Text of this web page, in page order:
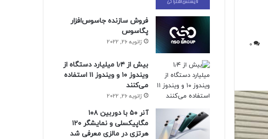
0
فروش سازنده جاسوس‌افزار
پگاسوس
ژانویه 26, 2022
بیش از ۱٫۴ میلیارد دستگاه از
ویندوز ۱۰ و ویندوز ۱۱ استفاده
می‌کنند
ژانویه 26, 2022
آنر ۵۰ با دوربین ۱۰۸
مگاپیکسلی و نمایشگر ۱۲۰
هرتزی در مالزی معرفی شد